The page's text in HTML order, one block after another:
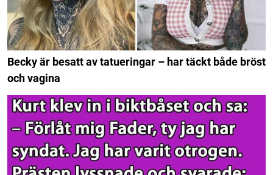
Becky är besatt av tatueringar – har täckt både bröst
och vagina